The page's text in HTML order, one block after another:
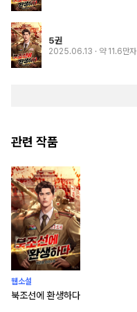
5권
2025.06.13 · 약 11.6만자
관련 작품
웹소설
북조선에 환생하다